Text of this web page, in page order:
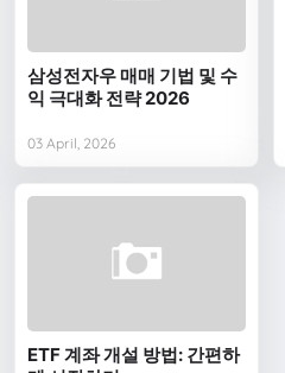
삼성전자우 매매 기법 및 수
익 극대화 전략 2026
03 April, 2026
ETF 계좌 개설 방법: 간편하